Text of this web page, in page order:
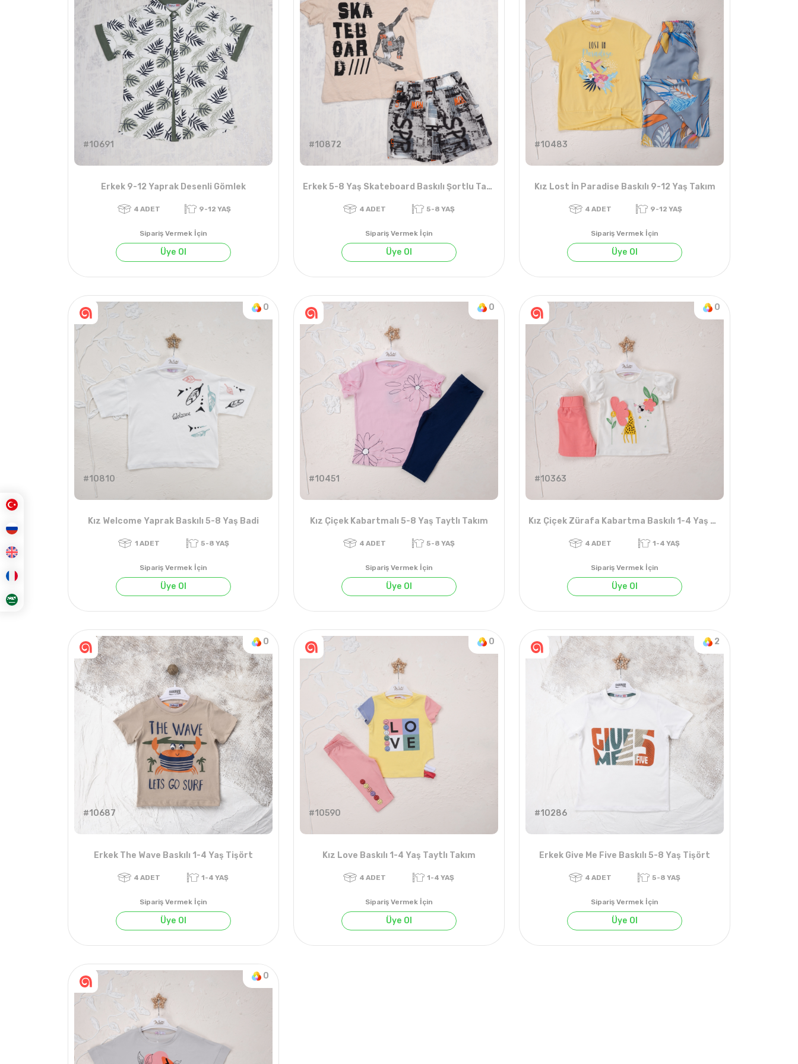
#10691
Erkek 9-12 Yaprak Desenli Gömlek
Sipariş Vermek İçin
Üye Ol
#10872
Erkek 5-8 Yaş Skateboard Baskılı Şortlu Takım
Sipariş Vermek İçin
Üye Ol
#10483
Kız Lost İn Paradise Baskılı 9-12 Yaş Takım
Sipariş Vermek İçin
Üye Ol
0
#10810
Kız Welcome Yaprak Baskılı 5-8 Yaş Badi
1ADET 5-8 YAŞ
Sipariş Vermek İçin
Üye Ol
0
#10451
Kız Çiçek Kabartmalı 5-8 Yaş Taytlı Takım
4ADET
Sipariş Vermek İçin
Üye Ol
0
#10363
Kız Çiçek Zürafa Kabartma Baskılı 1-4 Yaş Şortlu Takım
4ADET
Sipariş Vermek İçin
Üye Ol
0
#10687
Erkek The Wave Baskılı 1-4 Yaş Tişört
4ADET
Sipariş Vermek İçin
Üye Ol
0
#10590
Kız Love Baskılı 1-4 Yaş Taytlı Takım
Sipariş Vermek İçin
Üye Ol
2
#10286
Erkek Give Me Five Baskılı 5-8 Yaş Tişört
Sipariş Vermek İçin
Üye Ol
0